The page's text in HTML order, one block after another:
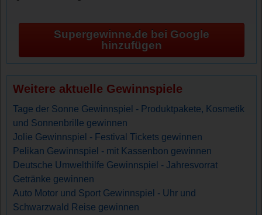
Supergewinne.de bei Google
hinzufügen
Weitere aktuelle Gewinnspiele
Tage der Sonne Gewinnspiel - Produktpakete, Kosmetik
und Sonnenbrille gewinnen
Jolie Gewinnspiel - Festival Tickets gewinnen
Pelikan Gewinnspiel - mit Kassenbon gewinnen
Deutsche Umwelthilfe Gewinnspiel - Jahresvorrat
Getränke gewinnen
Auto Motor und Sport Gewinnspiel - Uhr und
Schwarzwald Reise gewinnen